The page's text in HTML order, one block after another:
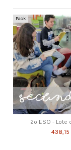
Pack
2º ESO - Lote
438,15